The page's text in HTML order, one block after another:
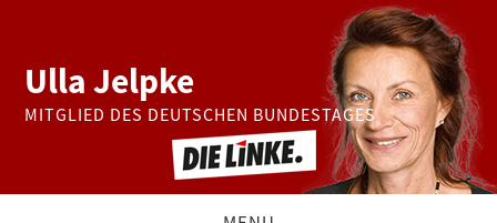
Ulla Jelpke
MITGLIED DES DEUTSCHEN BUNDESTAGES